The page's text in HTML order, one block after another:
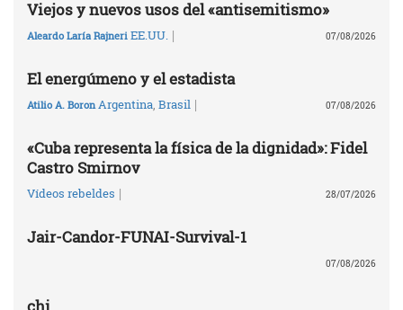
Viejos y nuevos usos del «antisemitismo»
Aleardo Laría Rajneri EE.UU. | 07/08/2026
El energúmeno y el estadista
Atilio A. Boron Argentina Brasil | 07/08/2026
«Cuba representa la física de la dignidad»: Fidel
Castro Smirnov
Vídeos rebeldes | 28/07/2026
Jair-Candor-FUNAI-Survival-1
07/08/2026
chi